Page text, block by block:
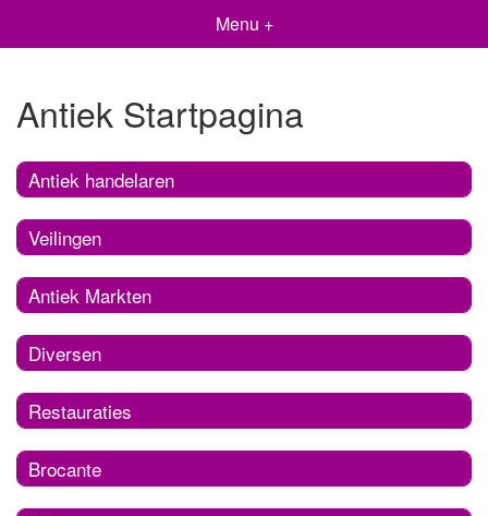
Menu +
Antiek Startpagina
Antiek handelaren
Veilingen
Antiek Markten
Diversen
Restauraties
Brocante